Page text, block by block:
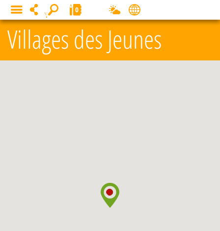
Villages des Jeunes
MENU 0
Panneau de gestion des cookies